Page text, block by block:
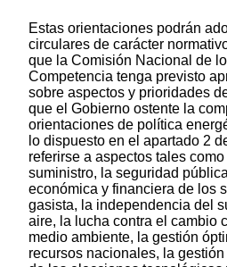
Estas orientaciones podrán
circulares de carácter
que la Comisión Nacional de
Competencia tenga previsto
sobre aspectos y prioridades
que el Gobierno ostente la
orientaciones de política
lo dispuesto en el apartado 2
referirse a aspectos tales
suministro, la seguridad
económica y financiera de los
gasista, la independencia del
aire, la lucha contra el cambio
medio ambiente, la gestión
recursos nacionales, la